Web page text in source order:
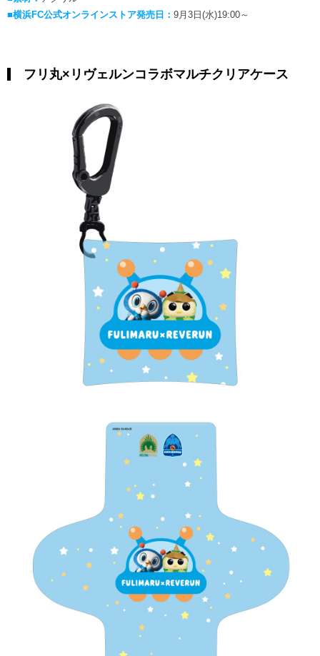
■横浜FC公式オンラインストア発売日： 9月3日(水)19:00～
フリ丸×リヴェルンコラボマルチクリアケース